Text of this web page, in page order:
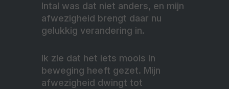
Intal was dat niet anders, en mijn
afwezigheid brengt daar nu
gelukkig verandering in.
Ik zie dat het iets moois in
beweging heeft gezet. Mijn
afwezigheid dwingt tot